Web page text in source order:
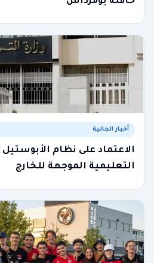
أخبار الجالية
الاعتماد على نظام الأبوستيل
التعليمية الموجهة للخارج